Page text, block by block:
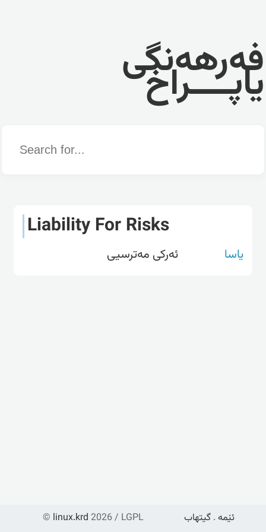
فەرهەنگی
یاپــــراخ
Word
Liability For Risks
یاسا ئەرکی مەترسیی
© linux.krd 2026 / LGPL ئێمە . گیتهاب